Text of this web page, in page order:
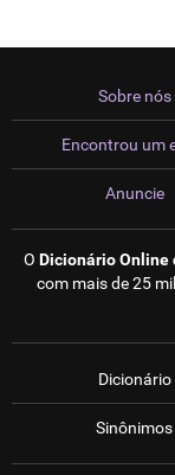
Sobre nós
Encontrou um
Anuncie
O Dicionário Online
com mais de 25
Dicionário
Sinônimos